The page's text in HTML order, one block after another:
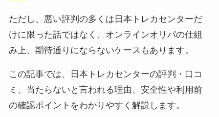
ただし、悪い評判の多くは日本トレカセンターだ
けに限った話ではなく、オンラインオリパの仕組
み上、期待通りにならないケースもあります。
この記事では、日本トレカセンターの評判・口コ
ミ、当たらないと言われる理由、安全性や利用前
の確認ポイントをわかりやすく解説します。